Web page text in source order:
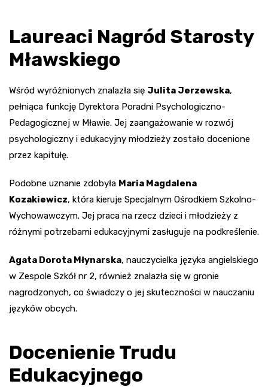
Laureaci Nagród Starosty
Mławskiego
Wśród wyróżnionych znalazła się Julita Jerzewska,
pełniąca funkcję Dyrektora Poradni Psychologiczno-
Pedagogicznej w Mławie. Jej zaangażowanie w rozwój
psychologiczny i edukacyjny młodzieży zostało docenione
przez kapitułę.
Podobne uznanie zdobyła Maria Magdalena
Kozakiewicz, która kieruje Specjalnym Ośrodkiem Szkolno-
Wychowawczym. Jej praca na rzecz dzieci i młodzieży z
różnymi potrzebami edukacyjnymi zasługuje na podkreślenie.
Agata Dorota Młynarska, nauczycielka języka angielskiego
w Zespole Szkół nr 2, również znalazła się w gronie
nagrodzonych, co świadczy o jej skuteczności w nauczaniu
języków obcych.
Docenienie Trudu
Edukacyjnego